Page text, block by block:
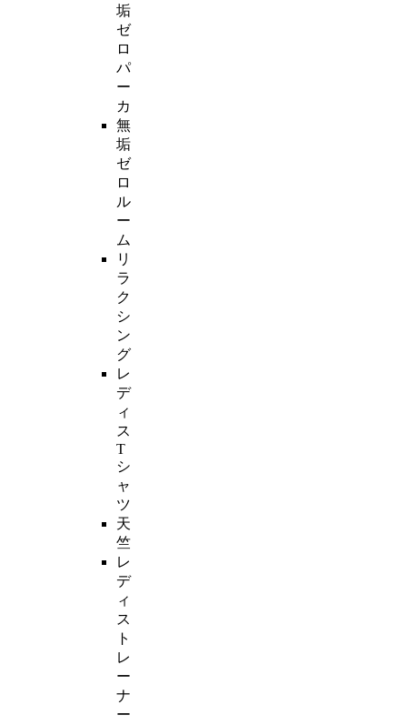
垢
ゼ
ロ
パ
ー
カ
無
垢
ゼ
ロ
ル
ー
ム
リ
ラ
ク
シ
ン
グ
レ
デ
ィ
ス
T
シ
ャ
ツ
天
竺
レ
デ
ィ
ス
ト
レ
ー
ナ
ー